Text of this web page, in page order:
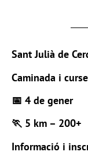
Sant Julià de
Caminada i
📅 4 de gener
🏃 5 km – 200+
Informació i